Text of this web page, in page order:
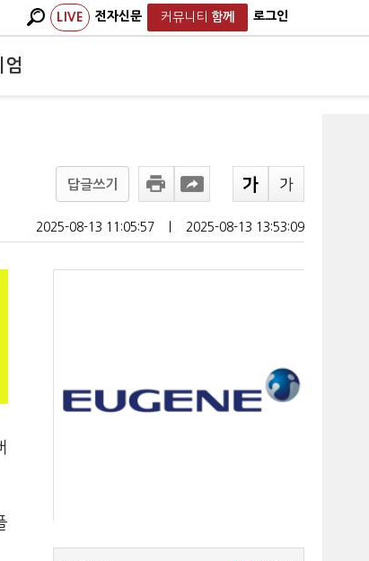
LIVE 전자신문 커뮤니티 함께 로그인
엄
답글쓰기
2025-08-13 11:05:57 2025-08-13 13:53:09